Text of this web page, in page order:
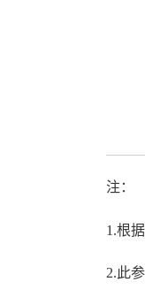
注：
1.根
2.此